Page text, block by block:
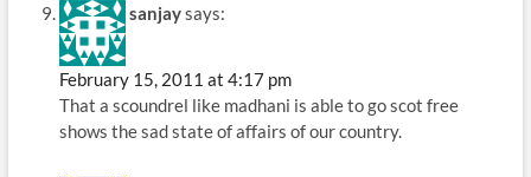
sanjaysays:
February 15, 2011 at 4:17 pm
That a scoundrel like madhani is able to go scot free
shows the sad state of affairs of our country.